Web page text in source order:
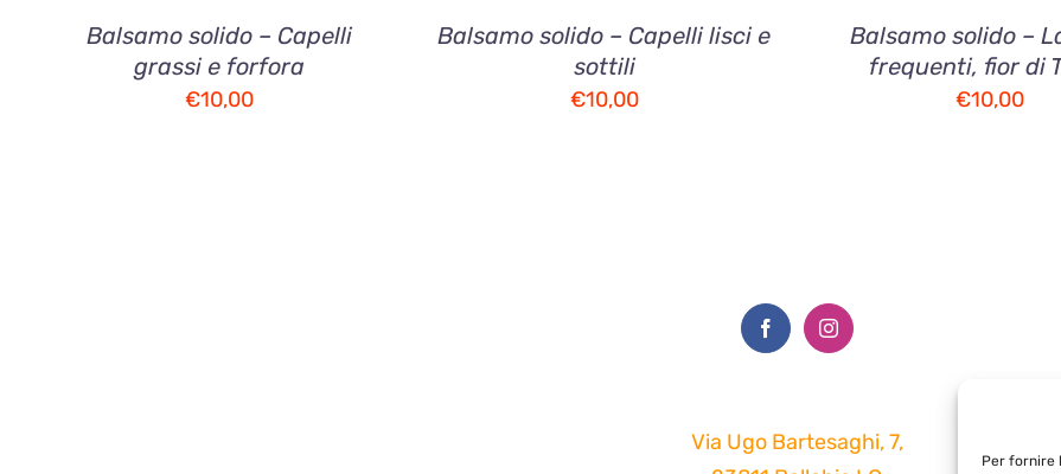
Per fornire
Balsamo solido – Capelli
grassi e forfora
€10,00
Balsamo solido – Capelli lisci e
sottili
€10,00
Balsamo solido –
frequenti, fior di
€10,00
Via Ugo Bartesaghi, 7,